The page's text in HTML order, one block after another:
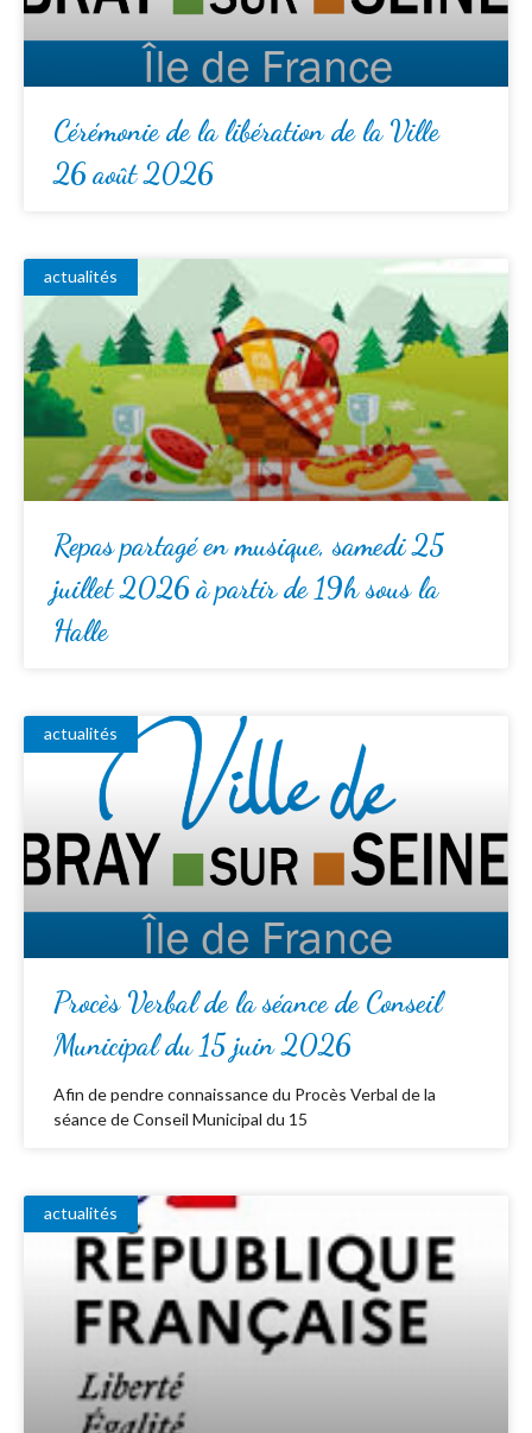
Cérémonie de la libération de la Ville
26 août 2026
actualités
Repas partagé en musique, samedi 25
juillet 2026 à partir de 19h sous la
Halle
actualités
Procès Verbal de la séance de Conseil
Municipal du 15 juin 2026
Afin de pendre connaissance du Procès Verbal de la
séance de Conseil Municipal du 15
actualités